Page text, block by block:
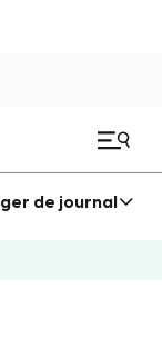
de journal